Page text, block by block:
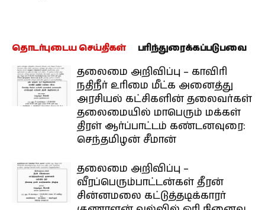
தொடர்புடைய செய்திகள் பரிந்துரைக்கப்படுபவை
தலைமை அறிவிப்பு – காவிரி
நதிநீர் உரிமை மீட்க அனைத்து
அரசியல் கட்சிகளின் தலைவர்கள்
தலைமையில் மாபெரும் மக்கள்
திரள் ஆர்ப்பாட்டம் கண்டனவுரை:
செந்தமிழன் சீமான்
தலைமை அறிவிப்பு –
வீரப்பெரும்பாட்டன்கள் தீரன்
சின்னமலை கட்டுத்தடிக்காரர்